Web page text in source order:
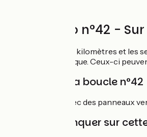
Circuit vélo n°42 -
La longueur de 28 kilomètres et les
assistance électrique. Ceux-ci
Balisage de la boucle n°42
Boucle balisée avec des panneaux
À ne pas manquer sur